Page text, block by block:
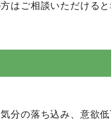
はご相談いただけると
分の落ち込み、意欲